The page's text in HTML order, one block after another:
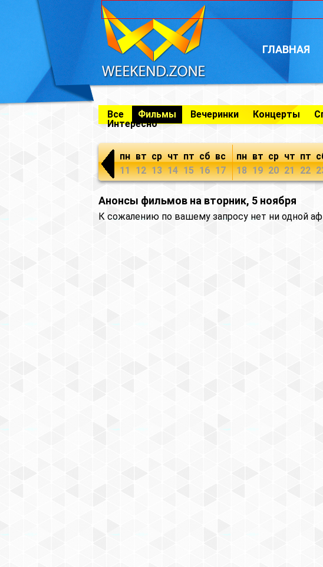
ГЛАВНАЯ
Все Фильмы Вечеринки Концерты
Интересно
пн
11
вт
12
ср
13
чт
14
пт
15
сб
16
вс
17
пн
18
вт
19
ср
20
чт
21
пт
22
Анонсы фильмов на вторник, 5 ноября
К сожалению по вашему запросу нет ни одной